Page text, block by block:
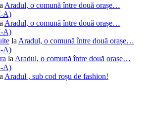
Aradul, o comună între două orașe…
A)
Aradul, o comună între două orașe…
A)
la Aradul, o comună între două orașe…
A)
la Aradul, o comună între două orașe…
A)
Aradul , sub cod roșu de fashion!